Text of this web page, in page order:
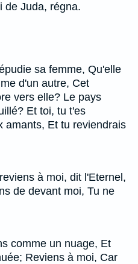
de Juda, régna.
sa femme, Qu'elle
d'un autre, Cet
vers elle? Le pays
Et toi, tu t'es
amants, Et tu reviendrais
à moi, dit l'Eternel,
de devant moi, Tu ne
comme un nuage, Et
Reviens à moi, Car